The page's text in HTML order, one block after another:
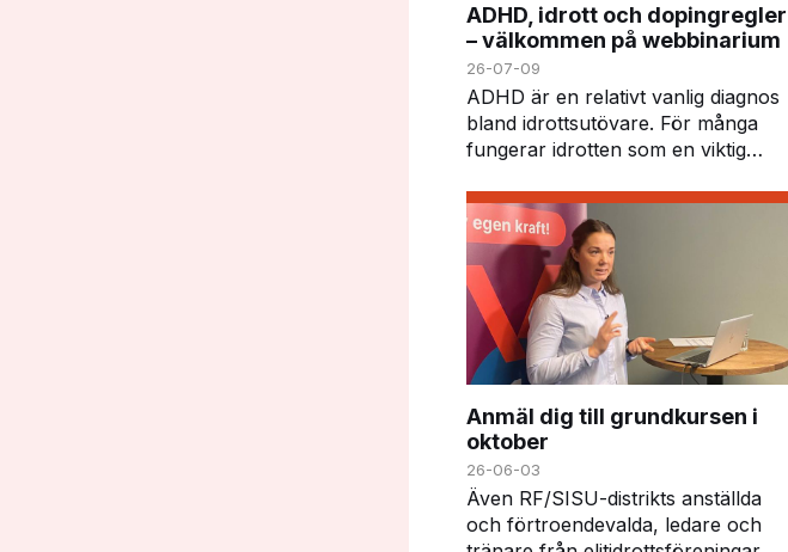
ADHD, idrott och dopingregler
– välkommen på webbinarium
26-07-09
ADHD är en relativt vanlig diagnos
bland idrottsutövare. För många
fungerar idrotten som en viktig
kan också innebära vissa
utmaningar – inte minst när det
gäller att h…
Anmäl dig till grundkursen i
oktober
26-06-03
Även RF/SISU-distrikts anställda
och förtroendevalda, ledare och